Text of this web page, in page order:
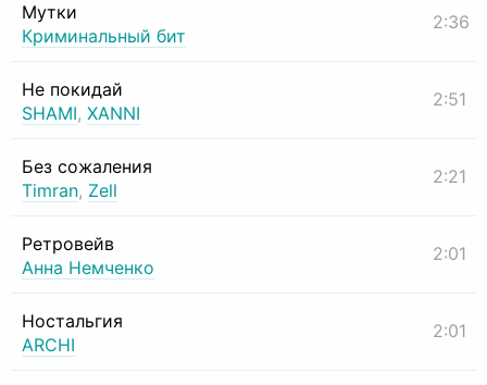
Мутки
Криминальный бит
2:36
Не покидай
SHAMI, XANNI
2:51
Без сожаления
Timran, Zell
2:21
Ретровейв
Анна Немченко
2:01
Ностальгия
ARCHI
2:01